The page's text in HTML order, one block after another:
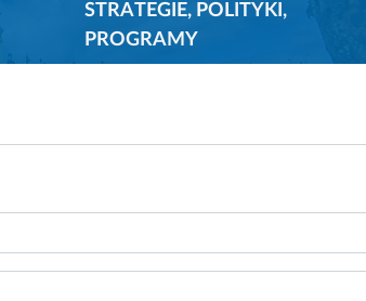
STRATEGIE, POLITYKI,
PROGRAMY